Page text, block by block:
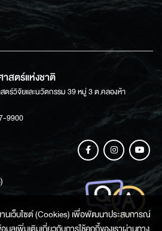
สตร์แห่งชาติ
ร์วิจัยและนวัตกรรม 39 หมู่ 3 ต.คลองห้า
9900
านเว็บไซต์ (Cookies) เพื่อพัฒนาประสบการณ์